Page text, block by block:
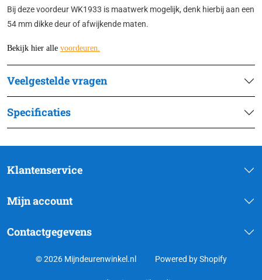
Bij deze voordeur WK1933 is maatwerk mogelijk, denk hierbij aan een
54 mm dikke deur of afwijkende maten.
Bekijk hier alle voordeuren.
Veelgestelde vragen
Specificaties
Klantenservice
Mijn account
Contactgegevens
© 2026 Mijndeurenwinkel.nl Powered by Shopify